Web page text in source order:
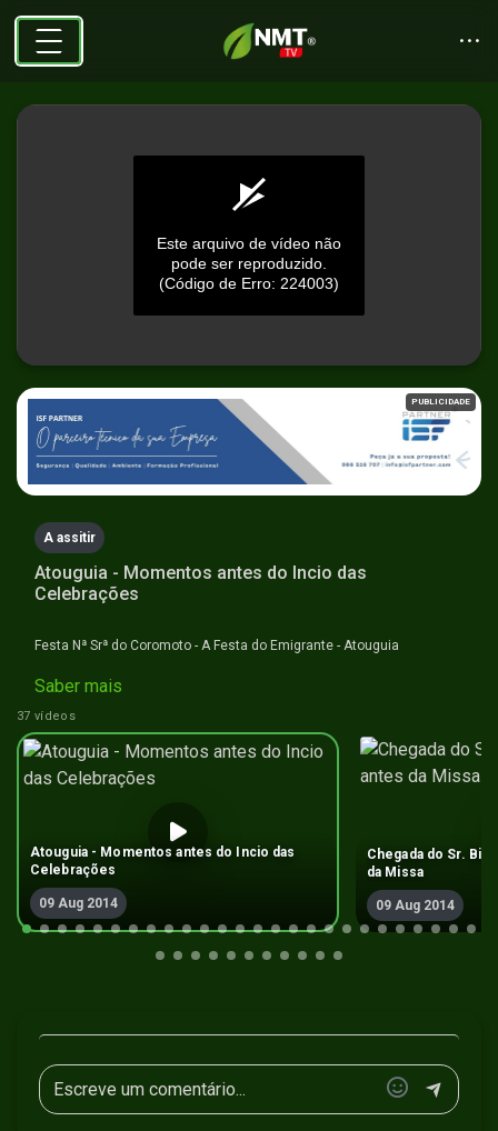
seconds
of
seconds
Este arquivo de vídeo não
pode ser reproduzido.
(Código de Erro: 224003)
PUBLICIDADE
A assitir
Atouguia - Momentos antes do Incio das
Celebrações
Festa Nª Srª do Coromoto - A Festa do Emigrante - Atouguia
Saber mais
37 vídeos
Atouguia - Momentos antes do Incio das
Celebrações
09 Aug 2014
Chegada do Sr.
da Missa
09 Aug 2014